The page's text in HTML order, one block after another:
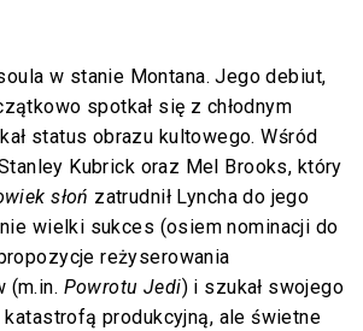
w stanie Montana. Jego debiut,
spotkał się z chłodnym
status obrazu kultowego. Wśród
Kubrick oraz Mel Brooks, który
słoń zatrudnił Lyncha do jego
wielki sukces (osiem nominacji do
reżyserowania
(m.in. Powrotu Jedi) i szukał swojego
katastrofą produkcyjną, ale świetne